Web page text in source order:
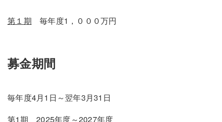
第１期 毎年度1，０００万円
募金期間
毎年度4月1日～翌年3月31日
第1期 2025年度～2027年度